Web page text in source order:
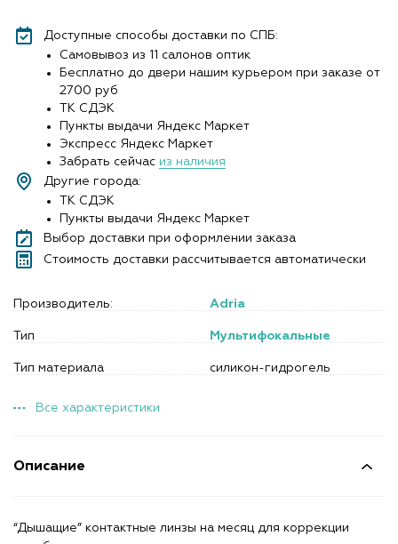
Описание
“Дышащие” контактные линзы на месяц для коррекции
Доступные способы доставки по СПБ:
Самовывоз из 11 салонов оптик
Бесплатно до двери нашим курьером при заказе от
2700 руб
ТК СДЭК
Пункты выдачи Яндекс Маркет
Экспресс Яндекс Маркет
Забрать сейчас из наличия
Другие города:
ТК СДЭК
Пункты выдачи Яндекс Маркет
Выбор доставки при оформлении заказа
Стоимость доставки рассчитывается автоматически
Производитель: Adria
Тип Мультифокальные
Тип материала силикон-гидрогель
Все характеристики